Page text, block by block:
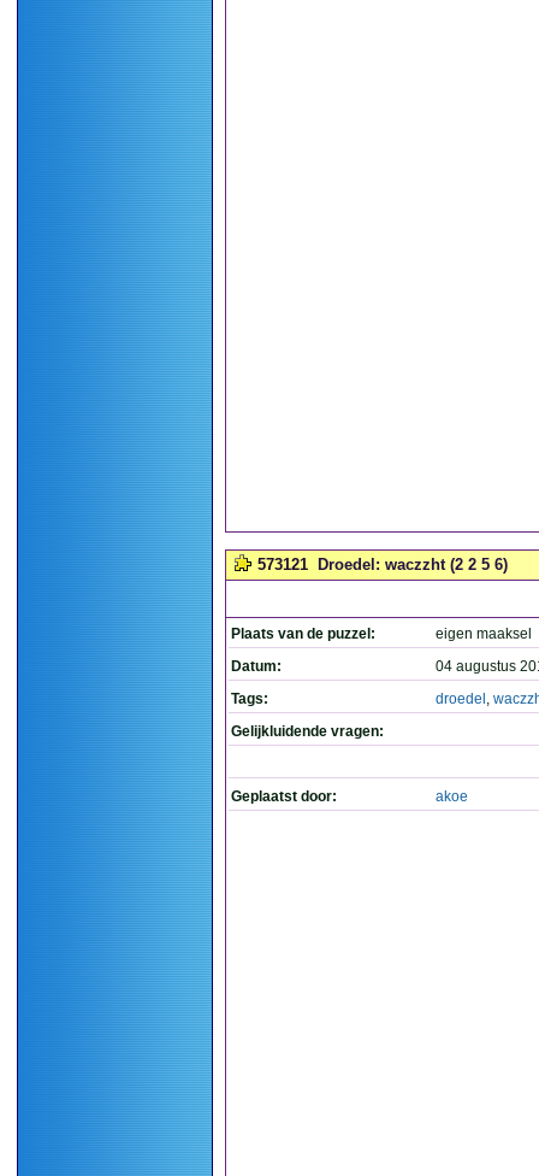
573121 Droedel: waczzht (2 2 5 6)
Plaats van de puzzel:
eigen maaksel
Datum:
04 augustus
Tags:
droedel ,
Gelijkluidende vragen:
Geplaatst door: akoe